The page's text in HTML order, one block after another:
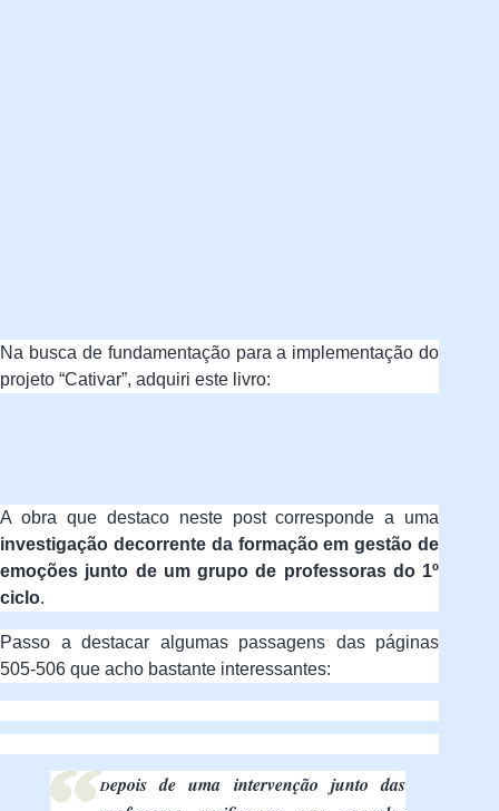
Na busca de fundamentação para a implementação do
projeto “Cativar”, adquiri este livro:
A obra que destaco neste post corresponde a uma
investigação decorrente da formação em gestão de
emoções junto de um grupo de professoras do 1º
ciclo.
Passo a destacar algumas passagens das páginas
505-506 que acho bastante interessantes:
Depois de uma intervenção junto das